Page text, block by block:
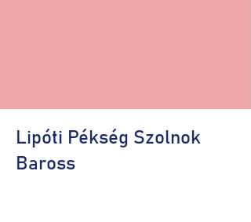
Lipóti Pékség Szolnok
Baross